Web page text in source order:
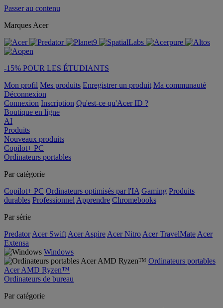
Passer au contenu
Marques Acer
-15% POUR LES ÉTUDIANTS
Mon profil Mes produits Enregistrer un produit Ma communauté
Déconnexion
Connexion Inscription Qu'est-ce qu'Acer ID ?
Boutique en ligne
AI
Produits
Nouveaux produits
Copilot+ PC
Ordinateurs portables
Par catégorie
Copilot+ PC Ordinateurs optimisés par l'IA Gaming Produits
durables Professionnel Apprendre Chromebooks
Par série
Predator Acer Swift Acer Aspire Acer Nitro Acer TravelMate Acer
Extensa
Windows
Ordinateurs portables
Acer AMD Ryzen™
Ordinateurs de bureau
Par catégorie